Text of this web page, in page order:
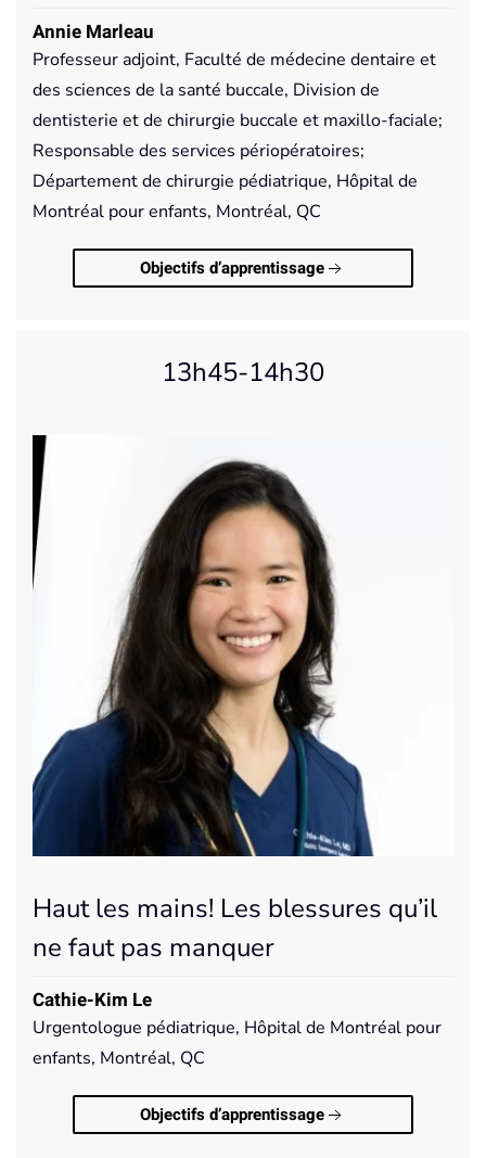
Annie Marleau
Professeur adjoint, Faculté de médecine dentaire et
des sciences de la santé buccale, Division de
dentisterie et de chirurgie buccale et maxillo-faciale;
Responsable des services périopératoires;
Département de chirurgie pédiatrique, Hôpital de
Montréal pour enfants, Montréal, QC
Objectifs d’apprentissage
13h45-14h30
Haut les mains! Les blessures qu’il
ne faut pas manquer
Cathie-Kim Le
Urgentologue pédiatrique, Hôpital de Montréal pour
enfants, Montréal, QC
Objectifs d’apprentissage